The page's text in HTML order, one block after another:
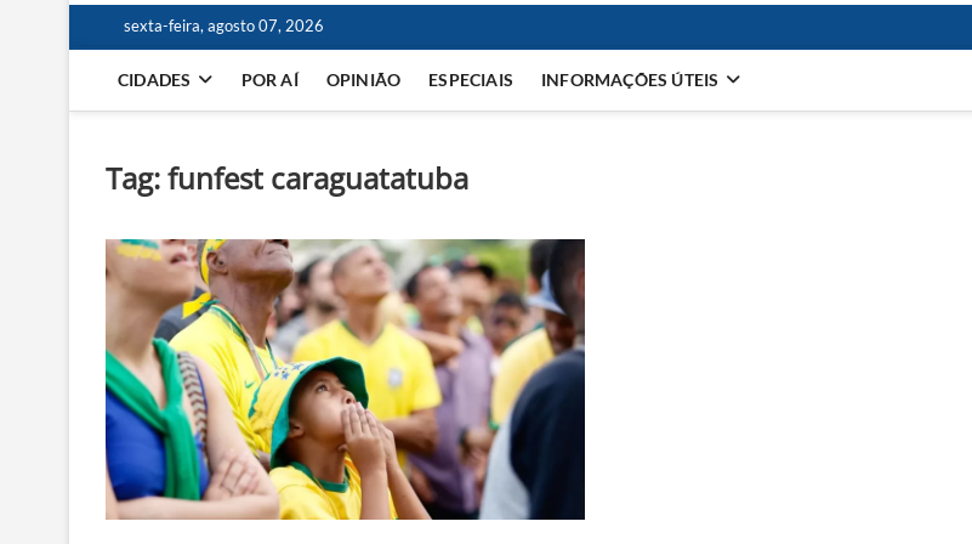
sexta-feira, agosto 07, 2026
CIDADES POR AÍ OPINIÃO ESPECIAIS INFORMAÇÕES ÚTEIS
Tag:funfest caraguatatuba